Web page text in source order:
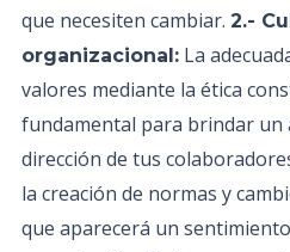
que necesiten cambiar. 2.-
organizacional: La
valores mediante la ética
fundamental para brindar un
dirección de tus
la creación de normas y
que aparecerá un